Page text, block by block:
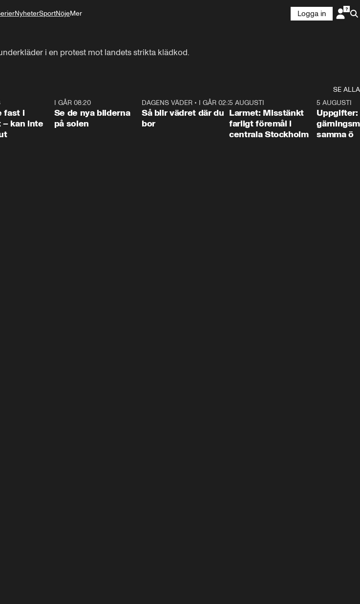
NyheterSportNöjeMer
Logga in
i en protest mot landets strikta klädkod.
SE ALLA
fast i
– kan inte
I GÅR 08:20
Se de nya bilderna
på solen
1:06
DAGENS VÄDER• I GÅR 02:30
Så blir vädret där du
bor
0:35
5 AUGUSTI
Larmet: Misstänkt
farligt föremål i
centrala Stockholm
5 AUGUSTI
Uppgifter:
samma ö